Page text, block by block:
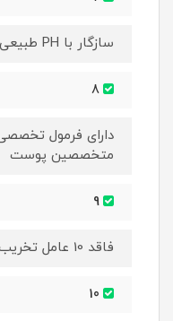
سازگار با PH طبیعی پوست
دارای فرمول
متخصصین پوست
فاقد 10 عامل تخریب کننده و سرطان زا